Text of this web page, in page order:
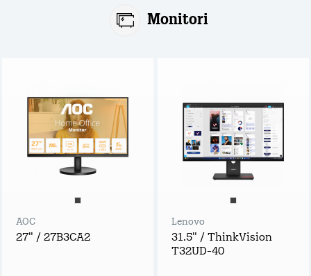
Monitori
AOC
27" / 27B3CA2
Lenovo
31.5" / ThinkVision
T32UD-40